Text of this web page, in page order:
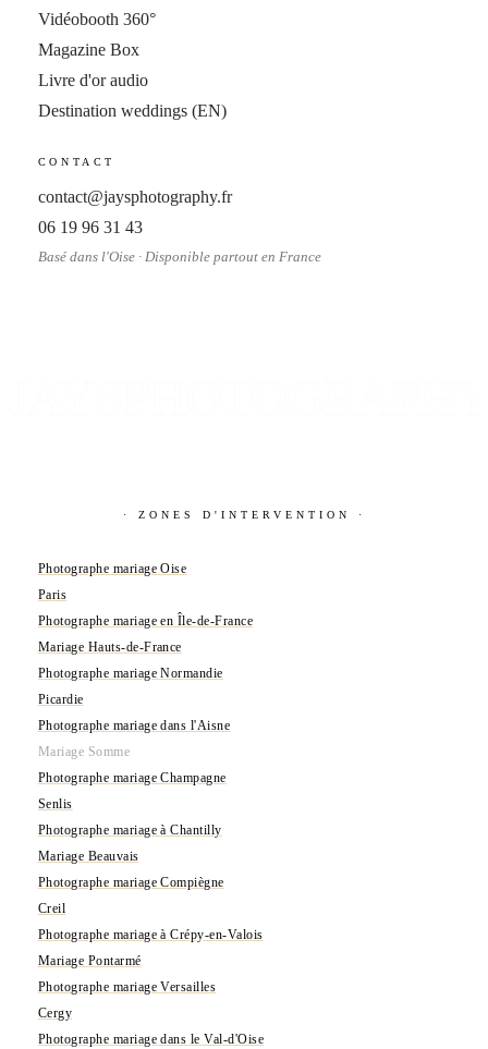
Vidéobooth 360°
Magazine Box
Livre d'or audio
Destination weddings (EN)
CONTACT
contact@jaysphotography.fr
06 19 96 31 43
Basé dans l'Oise · Disponible partout en France
· ZONES D'INTERVENTION ·
Photographe mariage Oise
Paris
Photographe mariage en Île-de-France
Mariage Hauts-de-France
Photographe mariage Normandie
Picardie
Photographe mariage dans l'Aisne
Mariage Somme
Photographe mariage Champagne
Senlis
Photographe mariage à Chantilly
Mariage Beauvais
Photographe mariage Compiègne
Creil
Photographe mariage à Crépy-en-Valois
Mariage Pontarmé
Photographe mariage Versailles
Cergy
Photographe mariage dans le Val-d'Oise